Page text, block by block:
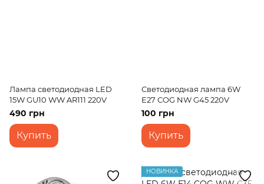
Лампа светодиодная LED
15W GU10 WW AR111 220V
490 грн
Купить
Светодиодная лампа 6W
E27 COG NW G45 220V
100 грн
Купить
НОВИНКА